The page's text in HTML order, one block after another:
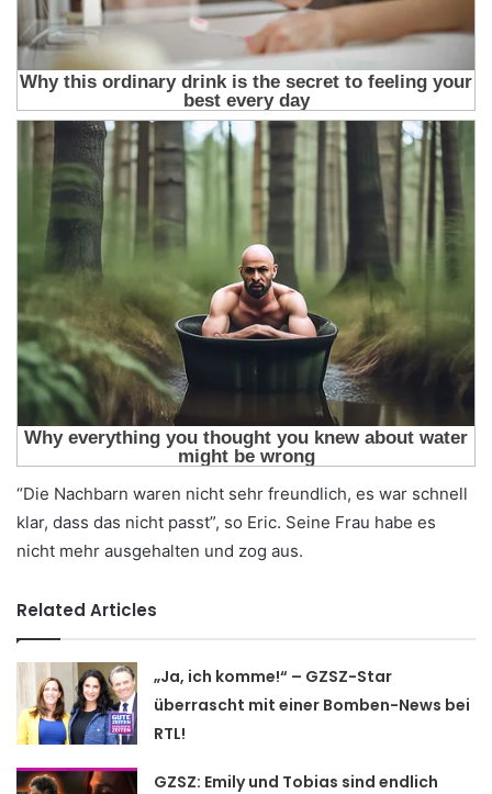
“Die Nachbarn waren nicht sehr freundlich, es war schnell
klar, dass das nicht passt”, so Eric. Seine Frau habe es
nicht mehr ausgehalten und zog aus.
Related Articles
„Ja, ich komme!“ – GZSZ-Star
überrascht mit einer Bomben-News bei
RTL!
GZSZ: Emily und Tobias sind endlich